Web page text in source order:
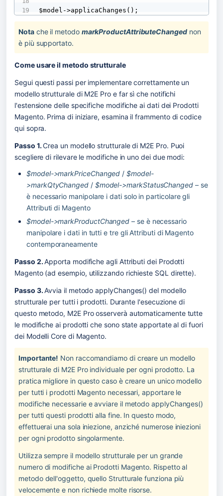
$model->applicaChanges();
Nota che il metodo markProductAttributeChanged non
è più supportato.
Come usare il metodo strutturale
Segui questi passi per implementare correttamente un
modello strutturale di M2E Pro e far sì che notifichi
l'estensione delle specifiche modifiche ai dati dei Prodotti
Magento. Prima di iniziare, esamina il frammento di codice
qui sopra.
Passo 1. Crea un modello strutturale di M2E Pro. Puoi
scegliere di rilevare le modifiche in uno dei due modi:
$model->markPriceChanged / $model-
>markQtyChanged / $model->markStatusChanged – se
è necessario manipolare i dati solo in particolare gli
Attributi di Magento
$model->markProductChanged – se è necessario
manipolare i dati in tutti e tre gli Attributi di Magento
contemporaneamente
Passo 2. Apporta modifiche agli Attributi dei Prodotti
Magento (ad esempio, utilizzando richieste SQL dirette).
Passo 3. Avvia il metodo applyChanges() del modello
strutturale per tutti i prodotti. Durante l'esecuzione di
questo metodo, M2E Pro osserverà automaticamente tutte
le modifiche ai prodotti che sono state apportate al di fuori
dei Modelli Core di Magento.
Importante! Non raccomandiamo di creare un modello
strutturale di M2E Pro individuale per ogni prodotto. La
pratica migliore in questo caso è creare un unico modello
per tutti i prodotti Magento necessari, apportare le
modifiche necessarie e avviare il metodo applyChanges()
per tutti questi prodotti alla fine. In questo modo,
effettuerai una sola iniezione, anziché numerose iniezioni
per ogni prodotto singolarmente.
Utilizza sempre il modello strutturale per un grande
numero di modifiche ai Prodotti Magento. Rispetto al
metodo dell'oggetto, quello Strutturale funziona più
velocemente e non richiede molte risorse.